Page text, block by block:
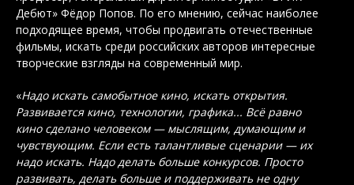
Дебют» Фёдор Попов. По его мнению, сейчас наиболее
подходящее время, чтобы продвигать отечественные
фильмы, искать среди российских авторов интересные
творческие взгляды на современный мир.
«Надо искать самобытное кино, искать открытия.
Развивается кино, технологии, графика... Всё равно
кино сделано человеком — мыслящим, думающим и
чувствующим. Если есть талантливые сценарии — их
надо искать. Надо делать больше конкурсов. Просто
развивать, делать больше и поддерживать не одну